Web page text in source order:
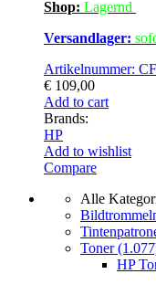
Shop: Lagernd
Versandlager:
Artikelnummer:
€ 109,00
Add to cart
Brands:
HP
Add to wishlist
Compare
Alle
Toner
HP